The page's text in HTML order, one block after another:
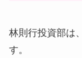
林則行投資部は
す。